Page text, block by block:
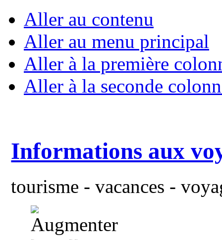
Aller au contenu
Aller au menu principal
Aller à la première
Aller à la seconde
Informations aux
tourisme - vacances -